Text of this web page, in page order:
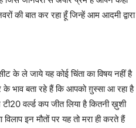
की बात कर रहा हूँ जिन्हें आम आदमी द्वारा
के ले जाये यह कोई चिंता का विषय नहीं है
भाव बता रहे हैं कि आपको ग़ुस्सा आ रहा है
वर्ल्ड कप जीत लिया है कितनी ख़ुशी
इन मौतों पर यह तो मरा ही करते हैं